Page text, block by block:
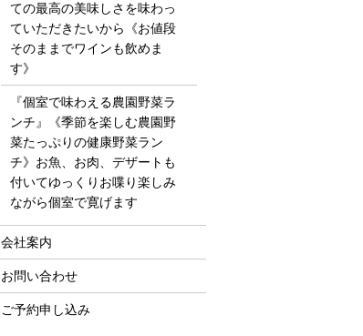
ての最高の美味しさを味わっ
ていただきたいから《お値段
そのままでワインも飲めま
す》
『個室で味わえる農園野菜ラ
ンチ』《季節を楽しむ農園野
菜たっぷりの健康野菜ラン
チ》お魚、お肉、デザートも
付いてゆっくりお喋り楽しみ
ながら個室で寛げます
会社案内
お問い合わせ
ご予約申し込み